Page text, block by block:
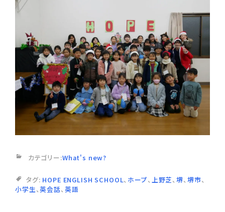
カテゴリー:What's new?
タグ: HOPE ENGLISH SCHOOL、 ホープ、 上野芝、堺、 堺市、
小学生、英会話、 英語